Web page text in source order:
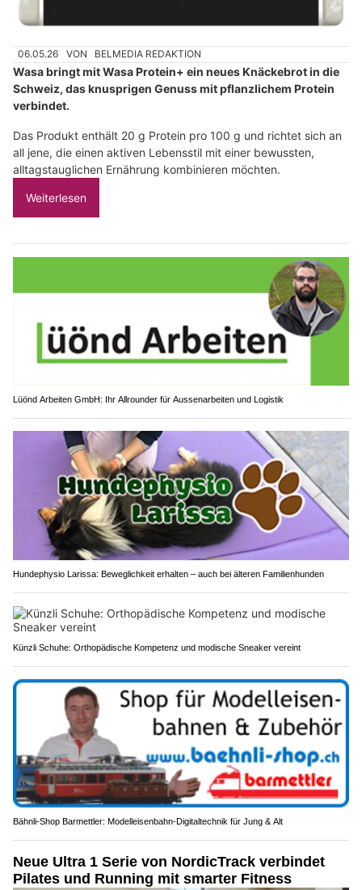
06.05.26 VON BELMEDIA REDAKTION
Wasa bringt mit Wasa Protein+ ein neues Knäckebrot in die
Schweiz, das knusprigen Genuss mit pflanzlichem Protein
verbindet.
Das Produkt enthält 20 g Protein pro 100 g und richtet sich an
all jene, die einen aktiven Lebensstil mit einer bewussten,
alltagstauglichen Ernährung kombinieren möchten.
Weiterlesen
Lüönd Arbeiten GmbH: Ihr Allrounder für Aussenarbeiten und Logistik
Hundephysio Larissa: Beweglichkeit erhalten – auch bei älteren Familienhunden
Künzli Schuhe: Orthopädische Kompetenz und modische Sneaker vereint
Bähnli-Shop Barmettler: Modelleisenbahn-Digitaltechnik für Jung & Alt
Neue Ultra 1 Serie von NordicTrack verbindet
Pilates und Running mit smarter Fitness